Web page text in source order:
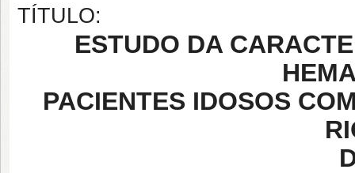
TÍTULO:
ESTUDO DA
PACIENTES IDOSOS